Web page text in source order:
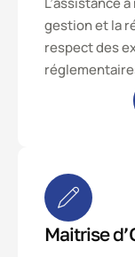
gestion et la
respect des
Maitrise